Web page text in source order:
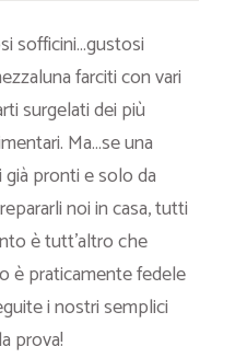
sofficini…gustosi
farciti con vari
surgelati dei più
Ma…se una
pronti e solo da
noi in casa, tutti
è tutt’altro che
è praticamente fedele
i nostri semplici
prova!